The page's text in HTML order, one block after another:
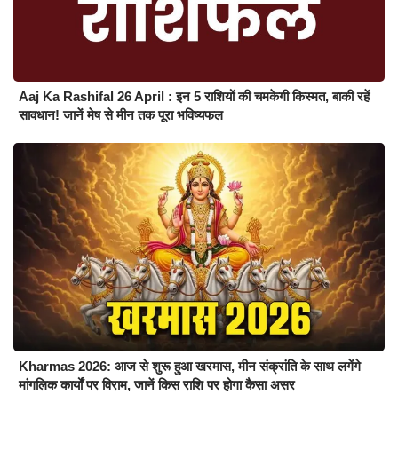
Aaj Ka Rashifal 26 April : इन 5 राशियों की चमकेगी किस्मत, बाकी रहें
सावधान! जानें मेष से मीन तक पूरा भविष्यफल
Kharmas 2026: आज से शुरू हुआ खरमास, मीन संक्रांति के साथ लगेंगे
मांगलिक कार्यों पर विराम, जानें किस राशि पर होगा कैसा असर